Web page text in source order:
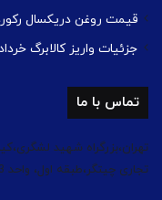
قیمت روغن دریکسال
جزئیات واریز کالابرگ
تماس با ما
تجاری چیتگر،طبقه اول، واحد 13 و 14